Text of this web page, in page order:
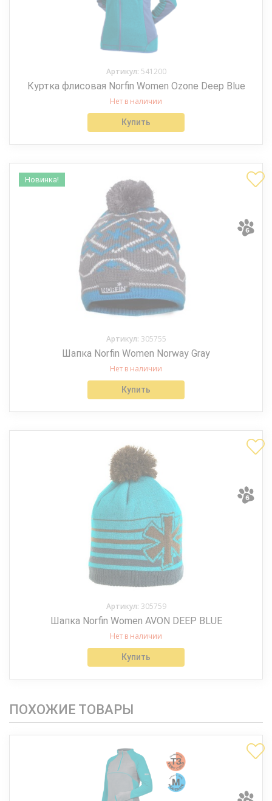
Артикул: 541200
Куртка флисовая Norfin Women Ozone Deep Blue
Нет в наличии
Купить
Новинка!
Артикул: 305755
Шапка Norfin Women Norway Gray
Нет в наличии
Купить
Артикул: 305759
Шапка Norfin Women AVON DEEP BLUE
Нет в наличии
Купить
ПОХОЖИЕ ТОВАРЫ